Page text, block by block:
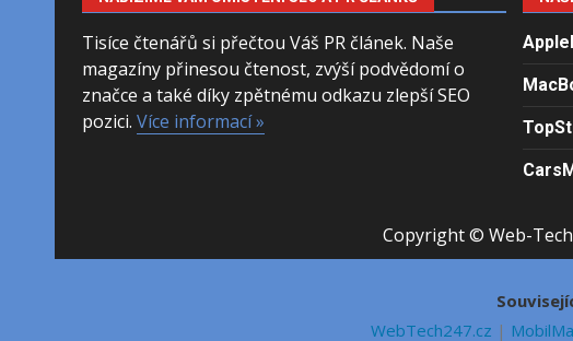
Tisíce čtenářů si přečtou Váš PR článek. Naše
magazíny přinesou čtenost, zvýší podvědomí o
značce a také díky zpětnému odkazu zlepší SEO
pozici. Více informací »
Copyright © Web-
WebTech247.cz |